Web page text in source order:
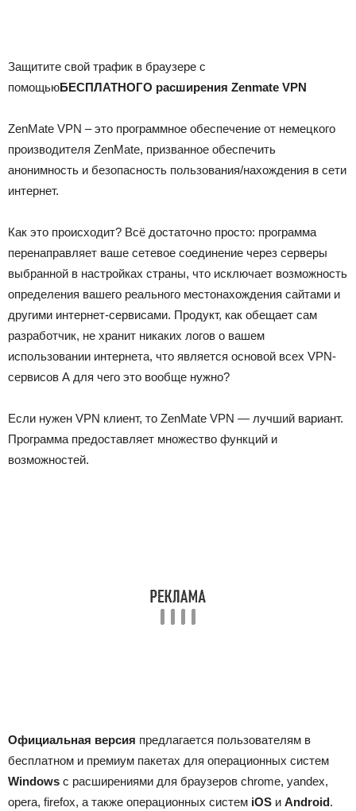
Защитите свой трафик в браузере с
помощьюБЕСПЛАТНОГО расширения Zenmate VPN
ZenMate VPN – это программное обеспечение от немецкого
производителя ZenMate, призванное обеспечить
анонимность и безопасность пользования/нахождения в сети
интернет.
Как это происходит? Всё достаточно просто: программа
перенаправляет ваше сетевое соединение через серверы
выбранной в настройках страны, что исключает возможность
определения вашего реального местонахождения сайтами и
другими интернет-сервисами. Продукт, как обещает сам
разработчик, не хранит никаких логов о вашем
использовании интернета, что является основой всех VPN-
сервисов А для чего это вообще нужно?
Если нужен VPN клиент, то ZenMate VPN — лучший вариант.
Программа предоставляет множество функций и
возможностей.
Официальная версия предлагается пользователям в
бесплатном и премиум пакетах для операционных систем
Windows с расширениями для браузеров chrome, yandex,
opera, firefox, а также операционных систем iOS и Android.